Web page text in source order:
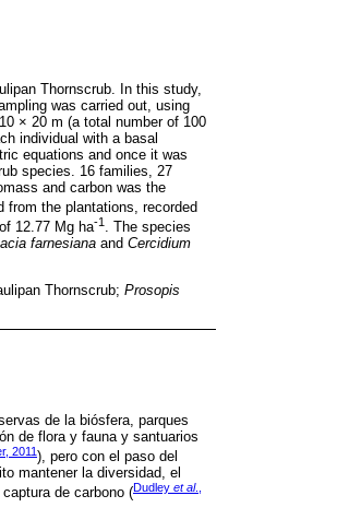
Thornscrub. In this study,
was carried out, using
× 20 m (a total number of 100
individual with a basal
equations and once it was
species. 16 families, 27
and carbon was the
from the plantations, recorded
12.77 Mg ha-1 . The species
farnesiana and Cercidium
Thornscrub; Prosopis
de la biósfera, parques
de flora y fauna y santuarios
2011), pero con el paso del
mantener la diversidad, el
de carbono (Dudley et al.,